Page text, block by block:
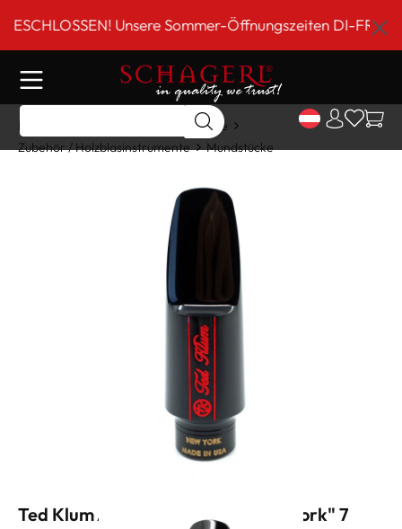
springenUnsere Sommer-Öffnungszeiten DI-FR 9 bis
Home
Holzblasinstrumente
Zubehör / Holzblasinstrumente
Mundstücke
Ted Klum Altsaxmundstück "New York" 7